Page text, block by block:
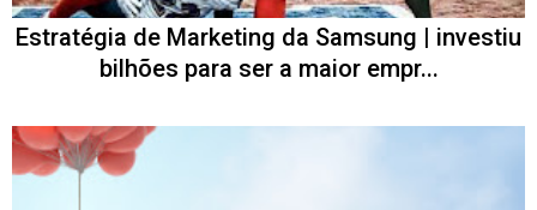
Estratégia de Marketing da Samsung | investiu
bilhões para ser a maior empr...